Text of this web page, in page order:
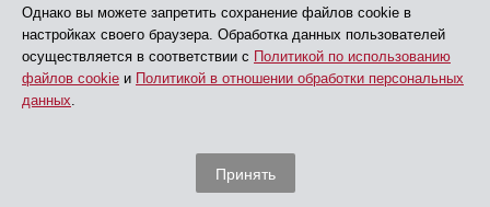
Однако вы можете запретить сохранение файлов cookie в
настройках своего браузера. Обработка данных пользователей
осуществляется в соответствии с Политикой по использованию
файлов cookie и Политикой в отношении обработки персональных
данных.
Принять